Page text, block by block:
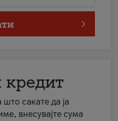
што сакате да ја
внесувајте сума